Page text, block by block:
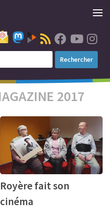
2017
Royère fait son
cinéma